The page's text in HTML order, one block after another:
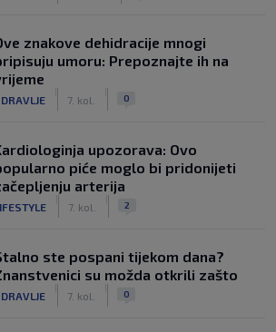
znakove dehidracije mnogi
umoru: Prepoznajte ih na
7. kol. 0
upozorava: Ovo
piće moglo bi pridonijeti
arterija
7. kol. 2
ste pospani tijekom dana?
su možda otkrili zašto
7. kol. 0